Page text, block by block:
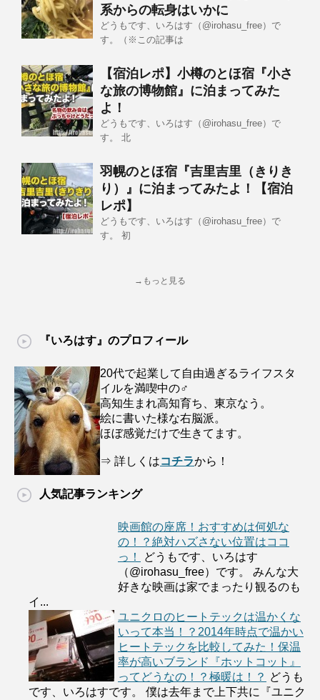
系からの転身はいかに
どうもです、いろはす（@irohasu_free）で
す。（※この記事は
【宿泊レポ】小樽のとほ宿『小さ
な旅の博物館』に泊まってみた
よ！
どうもです、いろはす（@irohasu_free）で
す。 北
羽幌のとほ宿『吉里吉里（きりき
り）』に泊まってみたよ！【宿泊
レポ】
どうもです、いろはす（@irohasu_free）で
す。 初
→もっと見る
『いろはす』のプロフィール
20代で起業して自由過ぎるライフスタ
イルを満喫中の♂
高知生まれ高知育ち、東京なう。
絵に書いた様な右脳派。
ほぼ感覚だけで生きてます。
⇒ 詳しくはコチラから！
人気記事ランキング
映画館の座席！おすすめは何処な
の！？絶対ハズさない位置はココ
っ！
どうもです、いろはす
（@irohasu_free）です。 みんな大
好きな映画は家でまったり観るのも
イ...
ユニクロのヒートテックは温かくな
いって本当！？2014年時点で温かい
ヒートテックを比較してみた！保温
率が高いブランド『ホットコット』
ってどうなの！？極暖は！？ どうも
です、いろはすです。 僕は去年まで上下共に『ユニク